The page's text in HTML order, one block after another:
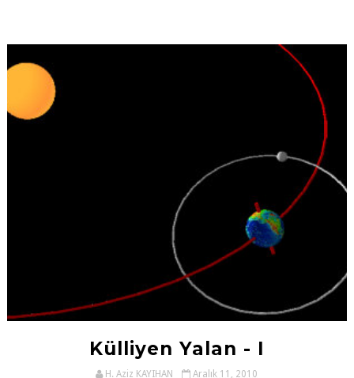
Külliyen Yalan - I
H. Aziz KAYIHAN Aralık 11, 2010